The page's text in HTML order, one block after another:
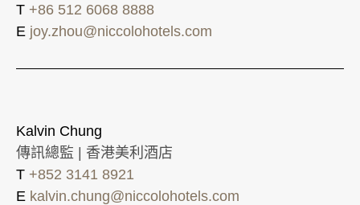
T +86 512 6068 8888
E joy.zhou@niccolohotels.com
Kalvin Chung
傳訊總監 | 香港美利酒店
T +852 3141 8921
E kalvin.chung@niccolohotels.com